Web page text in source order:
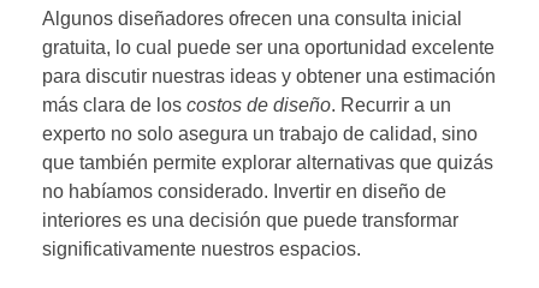
Algunos diseñadores ofrecen una consulta inicial
gratuita, lo cual puede ser una oportunidad excelente
para discutir nuestras ideas y obtener una estimación
más clara de los costos de diseño. Recurrir a un
experto no solo asegura un trabajo de calidad, sino
que también permite explorar alternativas que quizás
no habíamos considerado. Invertir en diseño de
interiores es una decisión que puede transformar
significativamente nuestros espacios.